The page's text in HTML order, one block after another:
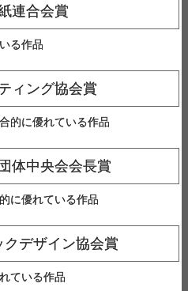
連合会賞
る作品
ィング協会賞
的に優れている作品
体中央会会長賞
に優れている作品
クデザイン協会賞
ている作品